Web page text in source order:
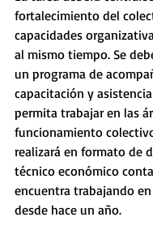
fortalecimiento del
capacidades
al mismo tiempo. Se
un programa de
capacitación y
permita trabajar en las
funcionamiento
realizará en formato de
técnico económico
encuentra trabajando
desde hace un año.